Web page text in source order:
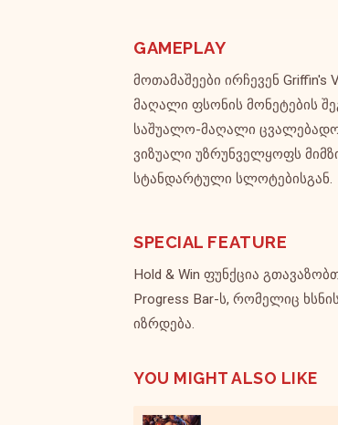
GAMEPLAY
მოთამაშეები ირჩევენ
მაღალი ფსონის მონეტების
საშუალო-მაღალი
ვიზუალი უზრუნველყოფს
სტანდარტული სლოტებისგან.
SPECIAL FEATURE
Hold & Win ფუნქცია
Progress Bar-ს, რომელიც
იზრდება.
YOU MIGHT ALSO LIKE